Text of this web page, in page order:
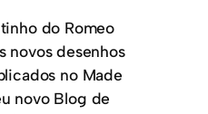
do Romeo
novos desenhos
no Made
novo Blog de